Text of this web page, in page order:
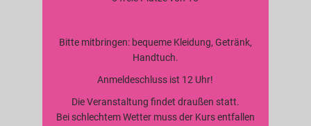
Bitte mitbringen: bequeme Kleidung, Getränk,
Handtuch.
Anmeldeschluss ist 12 Uhr!
Die Veranstaltung findet draußen statt.
Bei schlechtem Wetter muss der Kurs entfallen